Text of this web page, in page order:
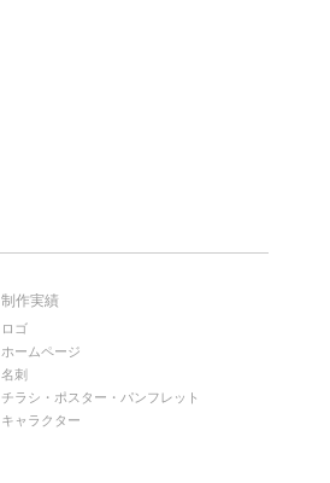
制作実績
ロゴ
ホームページ
名刺
チラシ・ポスター・パンフレット
キャラクター